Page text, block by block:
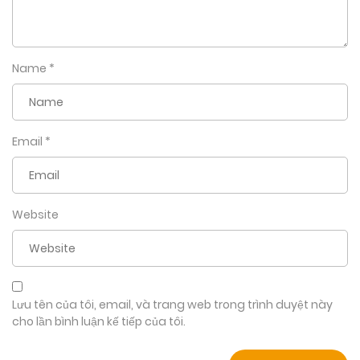
Name *
Email *
Website
Lưu tên của tôi, email, và trang web trong trình duyệt này
cho lần bình luận kế tiếp của tôi.